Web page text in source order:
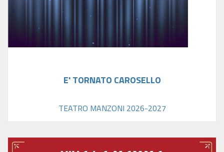
E' TORNATO CAROSELLO
TEATRO MANZONI 2026-2027